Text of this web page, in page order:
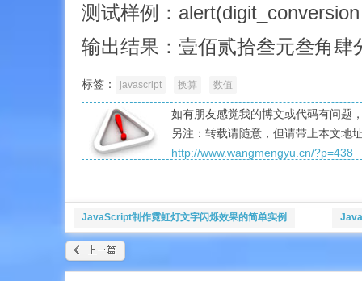
测试样例：
输出结果：壹佰贰拾叁元叁角肆
标签： javascript 换算 数值
如有朋友感觉我的博文或代码有问题
另注：转载请随意，但请带上本文地
http://www.wangmengyu.cn/?p=438
JavaScript制作霓虹灯文字闪烁效果的简单实例